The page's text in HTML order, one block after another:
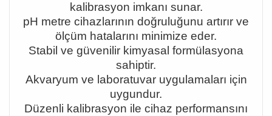
kalibrasyon imkanı sunar.
pH metre cihazlarının doğruluğunu artırır ve
ölçüm hatalarını minimize eder.
Stabil ve güvenilir kimyasal formülasyona
sahiptir.
Akvaryum ve laboratuvar uygulamaları için
uygundur.
Düzenli kalibrasyon ile cihaz performansını